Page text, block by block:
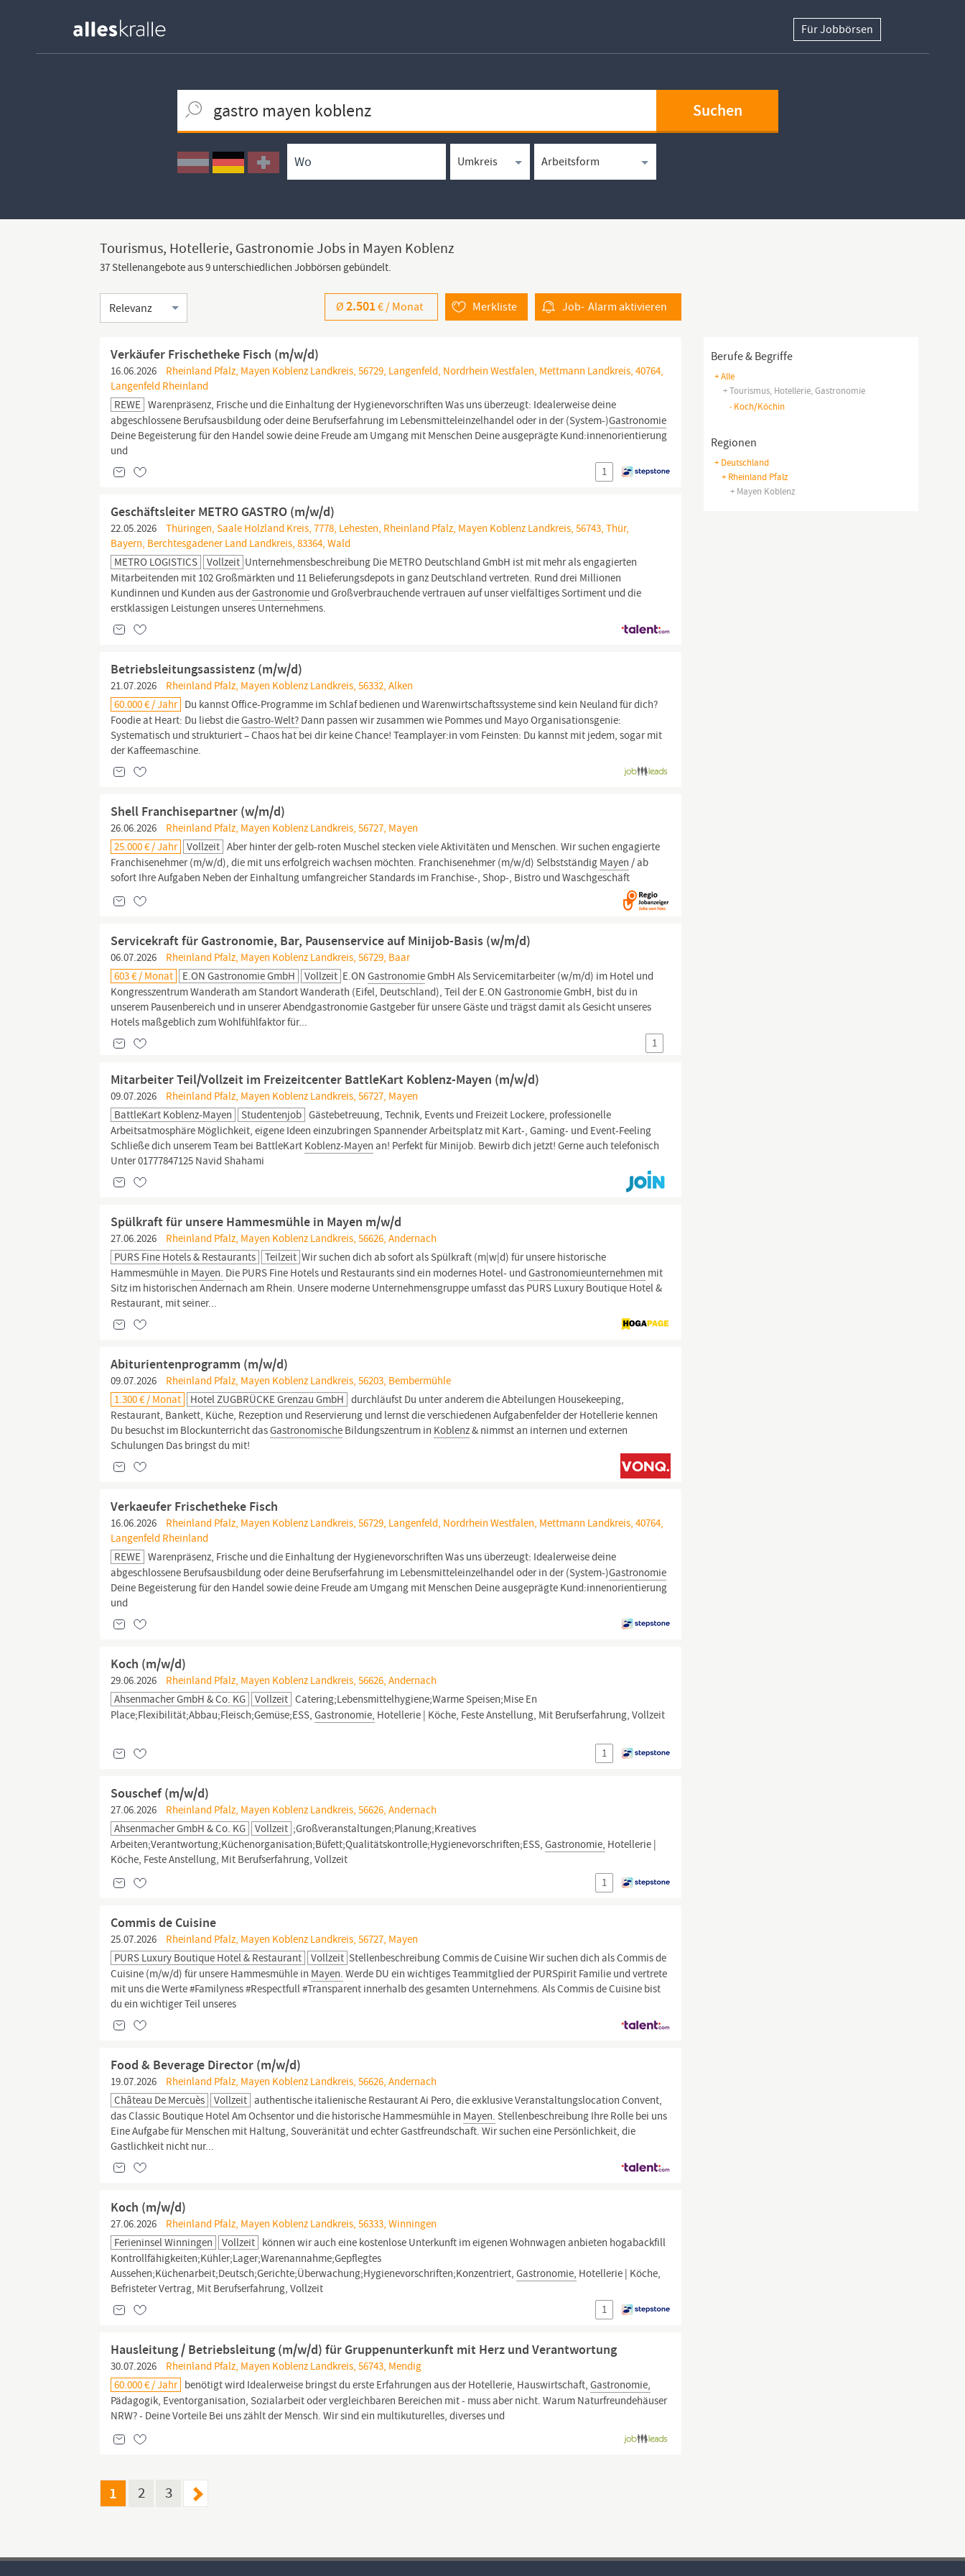
Für Jobbörsen
Ortssuche
Umkreissuche
Arbeitsform
Berufe & Begriffe
+ Alle
+ Tourismus, Hotellerie, Gastronomie
-Koch/köchin
Regionen
+ Deutschland
+ Rheinland Pfalz
+ Mayen Koblenz
Tourismus, Hotellerie, Gastronomie Jobs in Mayen Koblenz
37 Stellenangebote aus 9 unterschiedlichen Jobbörsen gebündelt.
Sortierung Job- Alarmaktivieren
Merkliste
Ø2.501€ / Monat
Verkäufer Frischetheke Fisch (m/w/d)
16.06.2026
Rheinland Pfalz, Mayen Koblenz Landkreis, 56729, Langenfeld, Nordrhein Westfalen, Mettmann Landkreis, 40764,
Langenfeld Rheinland
REWE Warenpräsenz, Frische und die Einhaltung der Hygienevorschriften Was uns überzeugt: Idealerweise deine
abgeschlossene Berufsausbildung oder deine Berufserfahrung im Lebensmitteleinzelhandel oder in der (System-)Gastronomie
Deine Begeisterung für den Handel sowie deine Freude am Umgang mit Menschen Deine ausgeprägte Kund:innenorientierung
und
1
Geschäftsleiter METRO GASTRO (m/w/d)
22.05.2026
Thüringen, Saale Holzland Kreis, 7778, Lehesten, Rheinland Pfalz, Mayen Koblenz Landkreis, 56743, Thür,
Bayern, Berchtesgadener Land Landkreis, 83364, Wald
METRO LOGISTICS
Vollzeit Unternehmensbeschreibung Die METRO Deutschland GmbH ist mit mehr als engagierten
Mitarbeitenden mit 102 Großmärkten und 11 Belieferungsdepots in ganz Deutschland vertreten. Rund drei Millionen
Kundinnen und Kunden aus derGastronomie und Großverbrauchende vertrauen auf unser vielfältiges Sortiment und die
erstklassigen Leistungen unseres Unternehmens.
Betriebsleitungsassistenz (m/w/d)
21.07.2026
Rheinland Pfalz, Mayen Koblenz Landkreis, 56332, Alken
60.000 € / Jahr Du kannst Office-Programme im Schlaf bedienen und Warenwirtschaftssysteme sind kein Neuland für dich?
Foodie at Heart: Du liebst dieGastro-Welt? Dann passen wir zusammen wie Pommes und Mayo Organisationsgenie:
Systematisch und strukturiert – Chaos hat bei dir keine Chance! Teamplayer:in vom Feinsten: Du kannst mit jedem, sogar mit
der Kaffeemaschine.
Shell Franchisepartner (w/m/d)
26.06.2026
Rheinland Pfalz, Mayen Koblenz Landkreis, 56727, Mayen
25.000 € / Jahr
Vollzeit Aber hinter der gelb-roten Muschel stecken viele Aktivitäten und Menschen. Wir suchen engagierte
Franchisenehmer (m/w/d), die mit uns erfolgreich wachsen möchten. Franchisenehmer (m/w/d) Selbstständig Mayen / ab
sofort Ihre Aufgaben Neben der Einhaltung umfangreicher Standards im Franchise-, Shop-, Bistro und Waschgeschäft
Servicekraft für Gastronomie, Bar, Pausenservice auf Minijob-Basis (w/m/d)
06.07.2026
Rheinland Pfalz, Mayen Koblenz Landkreis, 56729, Baar
603 € / Monat
E.ON Gastronomie GmbH Vollzeit E.ONGastronomieGmbH Als Servicemitarbeiter (w/m/d) im Hotel und
Kongresszentrum Wanderath am Standort Wanderath (Eifel, Deutschland), Teil der E.ONGastronomieGmbH, bist du in
unserem Pausenbereich und in unserer Abendgastronomie Gastgeber für unsere Gäste und trägst damit als Gesicht unseres
Hotels maßgeblich zum Wohlfühlfaktor für...
1
Mitarbeiter Teil/Vollzeit im Freizeitcenter BattleKart Koblenz-Mayen (m/w/d)
09.07.2026
Rheinland Pfalz, Mayen Koblenz Landkreis, 56727, Mayen
BattleKart Koblenz-Mayen
Studentenjob Gästebetreuung, Technik, Events und Freizeit Lockere, professionelle
Arbeitsatmosphäre Möglichkeit, eigene Ideen einzubringen Spannender Arbeitsplatz mit Kart-, Gaming- und Event-Feeling
Schließe dich unserem Team bei BattleKart Koblenz-Mayen an! Perfekt für Minijob. Bewirb dich jetzt! Gerne auch telefonisch
Unter 01777847125 Navid Shahami
Spülkraft für unsere Hammesmühle in Mayen m/w/d
27.06.2026
Rheinland Pfalz, Mayen Koblenz Landkreis, 56626, Andernach
PURS Fine Hotels & Restaurants
Teilzeit Wir suchen dich ab sofort als Spülkraft (m|w|d) für unsere historische
Hammesmühle in Mayen. Die PURS Fine Hotels und Restaurants sind ein modernes Hotel- undGastronomieunternehmen mit
Sitz im historischen Andernach am Rhein. Unsere moderne Unternehmensgruppe umfasst das PURS Luxury Boutique Hotel &
Restaurant, mit seiner...
Abiturientenprogramm (m/w/d)
09.07.2026
Rheinland Pfalz, Mayen Koblenz Landkreis, 56203, Bembermühle
1.300 € / Monat
Hotel ZUGBRÜCKE Grenzau GmbH durchläufst Du unter anderem die Abteilungen Housekeeping,
Restaurant, Bankett, Küche, Rezeption und Reservierung und lernst die verschiedenen Aufgabenfelder der Hotellerie kennen
Du besuchst im Blockunterricht dasGastronomische Bildungszentrum in Koblenz& nimmst an internen und externen
Schulungen Das bringst du mit!
Verkaeufer Frischetheke Fisch
16.06.2026
Rheinland Pfalz, Mayen Koblenz Landkreis, 56729, Langenfeld, Nordrhein Westfalen, Mettmann Landkreis, 40764,
Langenfeld Rheinland
REWE Warenpräsenz, Frische und die Einhaltung der Hygienevorschriften Was uns überzeugt: Idealerweise deine
abgeschlossene Berufsausbildung oder deine Berufserfahrung im Lebensmitteleinzelhandel oder in der (System-)Gastronomie
Deine Begeisterung für den Handel sowie deine Freude am Umgang mit Menschen Deine ausgeprägte Kund:innenorientierung
und
Koch (m/w/d)
29.06.2026
Rheinland Pfalz, Mayen Koblenz Landkreis, 56626, Andernach
Ahsenmacher GmbH & Co. KG
Vollzeit Catering;Lebensmittelhygiene;Warme Speisen;Mise En
Place;Flexibilität;Abbau;Fleisch;Gemüse;ESS,Gastronomie, Hotellerie | Köche, Feste Anstellung, Mit Berufserfahrung, Vollzeit
1
Souschef (m/w/d)
27.06.2026
Rheinland Pfalz, Mayen Koblenz Landkreis, 56626, Andernach
Ahsenmacher GmbH & Co. KG
Vollzeit ;Großveranstaltungen;Planung;Kreatives
Arbeiten;Verantwortung;Küchenorganisation;Büfett;Qualitätskontrolle;Hygienevorschriften;ESS,Gastronomie, Hotellerie |
Köche, Feste Anstellung, Mit Berufserfahrung, Vollzeit
1
Commis de Cuisine
25.07.2026
Rheinland Pfalz, Mayen Koblenz Landkreis, 56727, Mayen
PURS Luxury Boutique Hotel & Restaurant
Vollzeit Stellenbeschreibung Commis de Cuisine Wir suchen dich als Commis de
Cuisine (m/w/d) für unsere Hammesmühle in Mayen. Werde DU ein wichtiges Teammitglied der PURSpirit Familie und vertrete
mit uns die Werte #Familyness #Respectfull #Transparent innerhalb des gesamten Unternehmens. Als Commis de Cuisine bist
du ein wichtiger Teil unseres
Food & Beverage Director (m/w/d)
19.07.2026
Rheinland Pfalz, Mayen Koblenz Landkreis, 56626, Andernach
Château De Mercuès
Vollzeit authentische italienische Restaurant Ai Pero, die exklusive Veranstaltungslocation Convent,
das Classic Boutique Hotel Am Ochsentor und die historische Hammesmühle in Mayen. Stellenbeschreibung Ihre Rolle bei uns
Eine Aufgabe für Menschen mit Haltung, Souveränität und echter Gastfreundschaft. Wir suchen eine Persönlichkeit, die
Gastlichkeit nicht nur...
Koch (m/w/d)
27.06.2026
Rheinland Pfalz, Mayen Koblenz Landkreis, 56333, Winningen
Ferieninsel Winningen
Vollzeit können wir auch eine kostenlose Unterkunft im eigenen Wohnwagen anbieten hogabackfill
Kontrollfähigkeiten;Kühler;Lager;Warenannahme;Gepflegtes
Aussehen;Küchenarbeit;Deutsch;Gerichte;Überwachung;Hygienevorschriften;Konzentriert,Gastronomie, Hotellerie | Köche,
Befristeter Vertrag, Mit Berufserfahrung, Vollzeit
1
Hausleitung / Betriebsleitung (m/w/d) für Gruppenunterkunft mit Herz und Verantwortung
30.07.2026
Rheinland Pfalz, Mayen Koblenz Landkreis, 56743, Mendig
60.000 € / Jahr benötigt wird Idealerweise bringst du erste Erfahrungen aus der Hotellerie, Hauswirtschaft,Gastronomie,
Pädagogik, Eventorganisation, Sozialarbeit oder vergleichbaren Bereichen mit - muss aber nicht. Warum Naturfreundehäuser
NRW? - Deine Vorteile Bei uns zählt der Mensch. Wir sind ein multikuturelles, diverses und
1 2 3